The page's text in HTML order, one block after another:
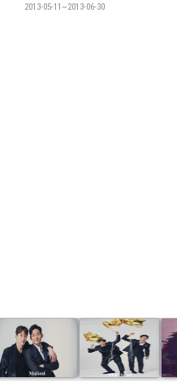
2013-05-11~2013-06-30